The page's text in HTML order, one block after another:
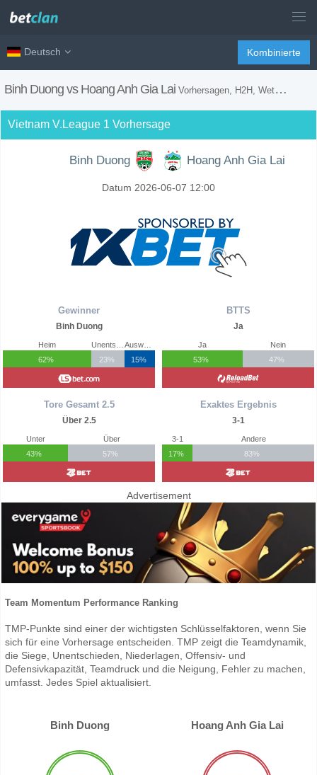
Deutsch Kombinierte
Binh Duong vs Hoang Anh Gia Lai Vorhersagen, H2H, Wetten Tipps und Spiel Vorschau
Vietnam V.League 1 Vorhersage
Binh Duong Hoang Anh Gia Lai
Datum 2026-06-07 12:00
Gewinner
Binh Duong
Heim
62%
23%
15%
Tore Gesamt 2.5
Über 2.5
Unter
43%
Über
57%
BTTS
Ja
Ja
53%
Nein
47%
Exaktes Ergebnis
3-1
3-1
17%
Andere
83%
Advertisement
Team Momentum Performance Ranking
TMP-Punkte sind einer der wichtigsten Schlüsselfaktoren, wenn Sie
sich für eine Vorhersage entscheiden. TMP zeigt die Teamdynamik,
die Siege, Unentschieden, Niederlagen, Offensiv- und
Defensivkapazität, Teamdruck und die Neigung, Fehler zu machen,
umfasst. Jedes Spiel aktualisiert.
Binh Duong Hoang Anh Gia Lai